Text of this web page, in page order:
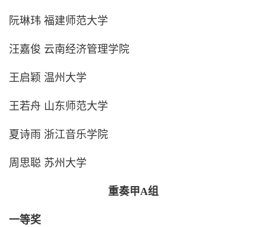
阮琳玮 福建师范大学
汪嘉俊 云南经济管理学院
王启颖 温州大学
王若舟 山东师范大学
夏诗雨 浙江音乐学院
周思聪 苏州大学
重奏甲A组
一等奖